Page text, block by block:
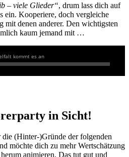
– viele Glieder“, drum lass dich auf
ein. Kooperiere, doch vergleiche
mit denen anderer. Den wichtigsten
kaum jemand mit …
in Sicht!
(Hinter-)Gründe der folgenden
möchte dich zu mehr Wertschätzung
animieren. Das tut gut und